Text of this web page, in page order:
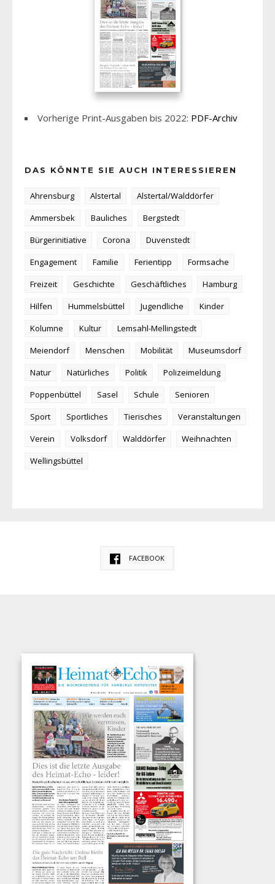
Vorherige Print-Ausgaben bis 2022: PDF-Archiv
DAS KÖNNTE SIE AUCH INTERESSIEREN
Ahrensburg Alstertal
Alstertal/Walddörfer
Ammersbek
Bauliches
Bergstedt
Bürgerinitiative
Corona
Duvenstedt
Engagement
Familie Ferientipp
Formsache
Freizeit
Geschichte Geschäftliches
Hamburg
Hilfen
Hummelsbüttel Jugendliche
Kinder
Kolumne
Kultur
Lemsahl-Mellingstedt
Meiendorf
Menschen Mobilität
Museumsdorf
Natur
Natürliches Politik
Polizeimeldung
Poppenbüttel
Sasel Schule
Senioren
Sport
Sportliches Tierisches
Veranstaltungen
Verein
Volksdorf Walddörfer
Weihnachten
Wellingsbüttel
FACEBOOK